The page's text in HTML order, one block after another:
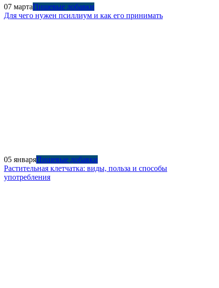
07 мартаПищевые добавки
Для чего нужен псиллиум и как его принимать
05 январяПищевые добавки
Растительная клетчатка: виды, польза и способы
употребления